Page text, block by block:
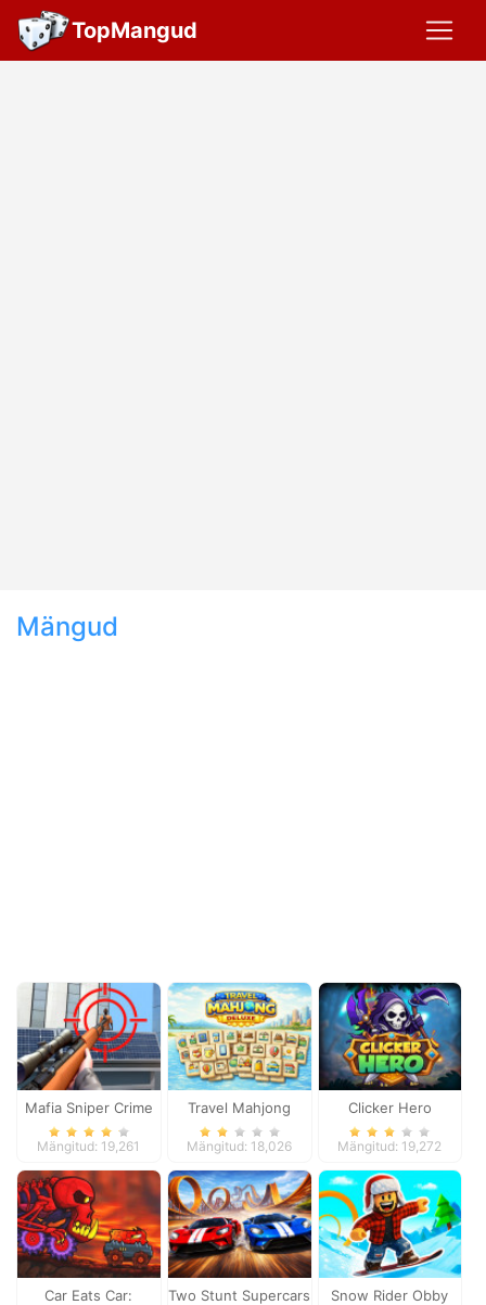
TopMangud
Mängud
Mafia Sniper Crime
Shooting
Mängitud: 19,261
Travel Mahjong
Deluxe
Mängitud: 18,026
Clicker Hero
Mängitud: 19,272
Car Eats Car:
Two Stunt Supercars
Snow Rider Obby